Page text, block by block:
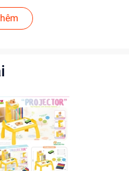
sát của người lớn
bộ phận nhỏ
tượng
vấn đề
tạo